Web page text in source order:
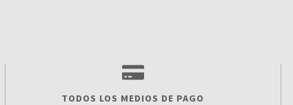
TODOS LOS MEDIOS DE PAGO